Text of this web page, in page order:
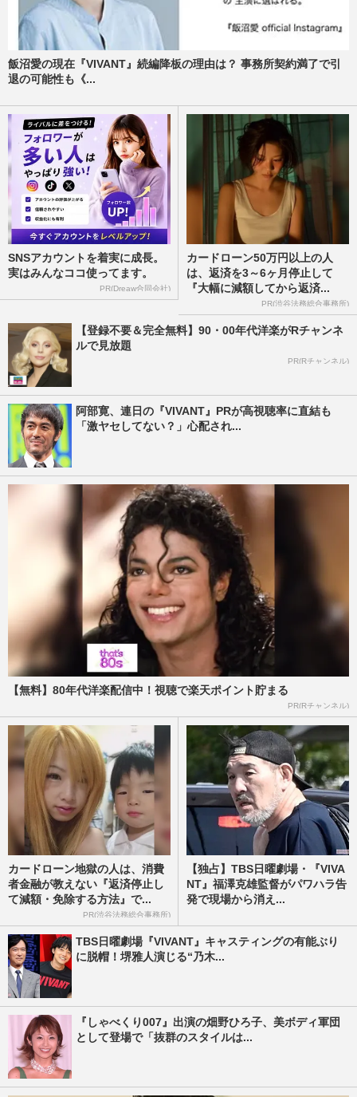
飯沼愛の現在『VIVANT』続編降板の理由は？ 事務所契約満了で引
退の可能性も《...
SNSアカウントを着実に成長。
実はみんなココ使ってます。
PR(Dreaw合同会社)
カードローン50万円以上の人
は、返済を3～6ヶ月停止して
『大幅に減額してから返済...
PR(渋谷法務総合事務所)
【登録不要＆完全無料】90・00年代洋楽がRチャンネ
ルで見放題
PR(Rチャンネル)
阿部寛、連日の『VIVANT』PRが高視聴率に直結も
「激ヤセしてない？」心配され...
【無料】80年代洋楽配信中！視聴で楽天ポイント貯まる
PR(Rチャンネル)
カードローン地獄の人は、消費
者金融が教えない『返済停止し
て減額・免除する方法』で...
PR(渋谷法務総合事務所)
【独占】TBS日曜劇場・『VIVA
NT』福澤克雄監督がパワハラ告
発で現場から消え...
TBS日曜劇場『VIVANT』キャスティングの有能ぶり
に脱帽！堺雅人演じる“乃木...
『しゃべくり007』出演の畑野ひろ子、美ボディ軍団
として登場で「抜群のスタイルは...